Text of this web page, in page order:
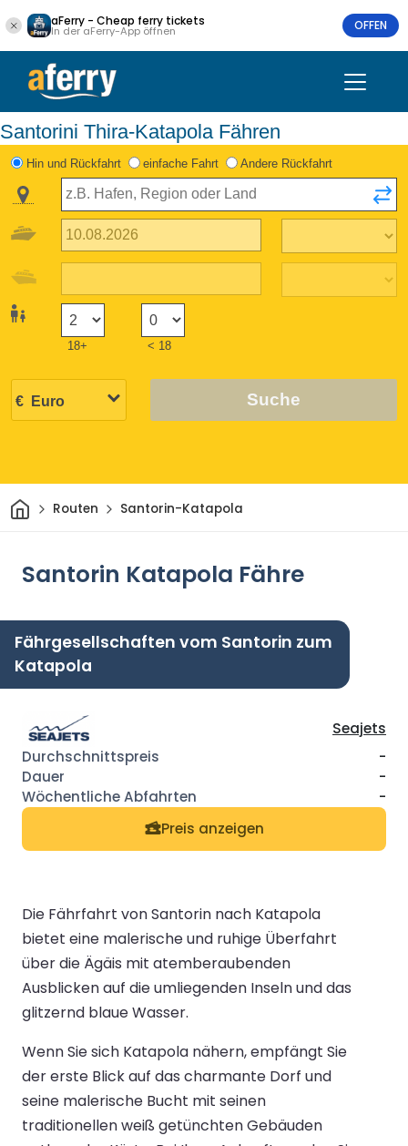
aFerry - Cheap ferry tickets
In der aFerry-App öffnen OFFEN
Santorini Thira-Katapola Fähren
Hin und Rückfahrt einfache Fahrt Andere Rückfahrt
18+ < 18
Suche
HeimRouten Santorin-Katapola
Santorin Katapola Fähre
Fährgesellschaften vom Santorin zum
Katapola
Seajets
-
-
-
Preis anzeigen
Die Fährfahrt von Santorin nach Katapola
bietet eine malerische und ruhige Überfahrt
über die Ägäis mit atemberaubenden
Ausblicken auf die umliegenden Inseln und das
glitzernd blaue Wasser.
Wenn Sie sich Katapola nähern, empfängt Sie
der erste Blick auf das charmante Dorf und
seine malerische Bucht mit seinen
traditionellen weiß getünchten Gebäuden